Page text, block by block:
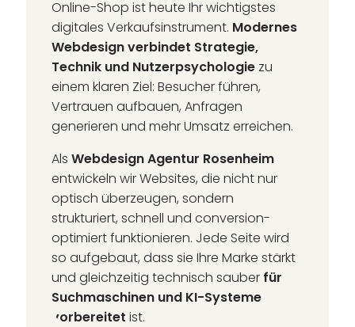
Online-Shop ist heute Ihr wichtigstes
digitales Verkaufsinstrument. Modernes
Webdesign verbindet Strategie,
Technik und Nutzerpsychologie zu
einem klaren Ziel: Besucher führen,
Vertrauen aufbauen, Anfragen
generieren und mehr Umsatz erreichen.
AlsWebdesign Agentur Rosenheim
entwickeln wir Websites, die nicht nur
optisch überzeugen, sondern
strukturiert, schnell und conversion-
optimiert funktionieren. Jede Seite wird
so aufgebaut, dass sie Ihre Marke stärkt
und gleichzeitig technisch sauber für
Suchmaschinen und KI-Systeme
vorbereitet ist.